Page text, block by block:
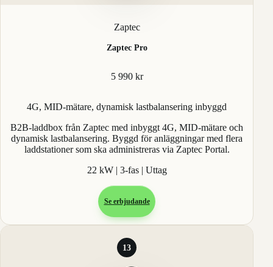
Zaptec
Zaptec Pro
5 990 kr
4G, MID-mätare, dynamisk lastbalansering inbyggd
B2B-laddbox från Zaptec med inbyggt 4G, MID-mätare och
dynamisk lastbalansering. Byggd för anläggningar med flera
laddstationer som ska administreras via Zaptec Portal.
22 kW | 3-fas | Uttag
Se erbjudande
13